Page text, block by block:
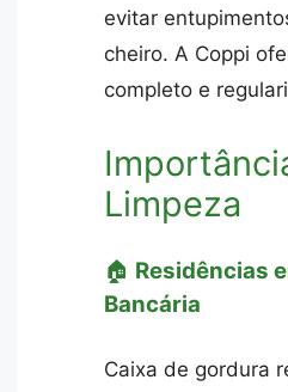
evitar
cheiro. A Coppi
completo e
Limpeza
🏠 Residências
Bancária
Caixa de gordura